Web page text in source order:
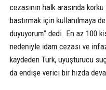
cezasının halk arasında
bastırmak için kullanılmaya
duyuyorum” dedi. En az 100
nedeniyle idam cezası ve
kaydeden Turk, uyuşturucu
da endişe verici bir hızda